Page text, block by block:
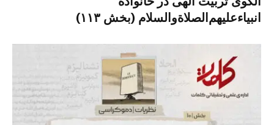
انبیاءعلیهم‌الصلاةو‌السلام (بخش ۱۱۳)